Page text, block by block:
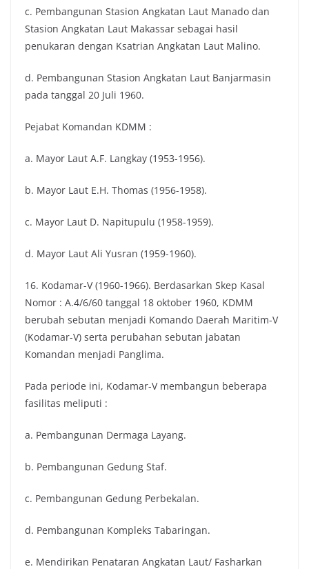
c. Pembangunan Stasion Angkatan Laut Manado dan
Stasion Angkatan Laut Makassar sebagai hasil
penukaran dengan Ksatrian Angkatan Laut Malino.
d. Pembangunan Stasion Angkatan Laut Banjarmasin
pada tanggal 20 Juli 1960.
Pejabat Komandan KDMM :
a. Mayor Laut A.F. Langkay (1953-1956).
b. Mayor Laut E.H. Thomas (1956-1958).
c. Mayor Laut D. Napitupulu (1958-1959).
d. Mayor Laut Ali Yusran (1959-1960).
16. Kodamar-V (1960-1966). Berdasarkan Skep Kasal
Nomor : A.4/6/60 tanggal 18 oktober 1960, KDMM
berubah sebutan menjadi Komando Daerah Maritim-V
(Kodamar-V) serta perubahan sebutan jabatan
Komandan menjadi Panglima.
Pada periode ini, Kodamar-V membangun beberapa
fasilitas meliputi :
a. Pembangunan Dermaga Layang.
b. Pembangunan Gedung Staf.
c. Pembangunan Gedung Perbekalan.
d. Pembangunan Kompleks Tabaringan.
e. Mendirikan Penataran Angkatan Laut/ Fasharkan